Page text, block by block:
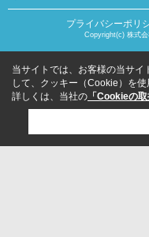
プライバシーポリ
Copyright(c) 株式
当サイトでは、お客様の当サイ
して、クッキー（Cookie）を使
詳しくは、当社の 「Cookieの